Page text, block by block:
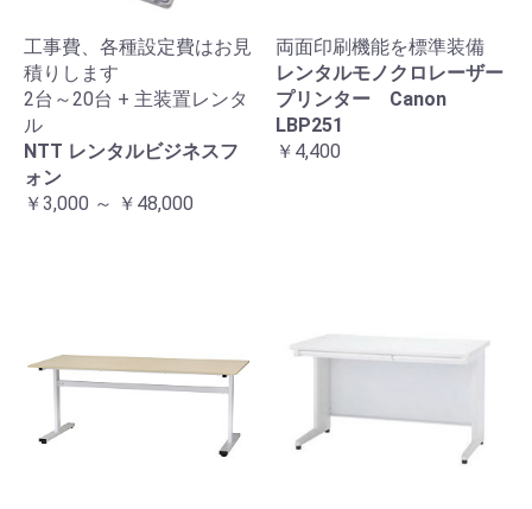
工事費、各種設定費はお見
積りします
2台～20台 + 主装置レンタ
ル
NTT レンタルビジネスフ
ォン
￥3,000 ～ ￥48,000
両面印刷機能を標準装備
レンタルモノクロレーザー
プリンター Canon
LBP251
￥4,400